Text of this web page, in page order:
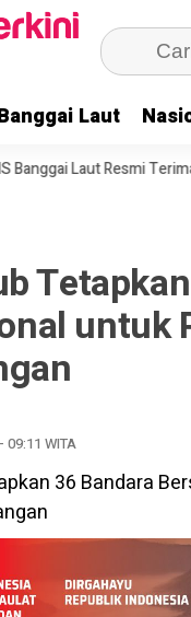
Laut
Terima SK 100 Persen
untuk
09:11 WITA